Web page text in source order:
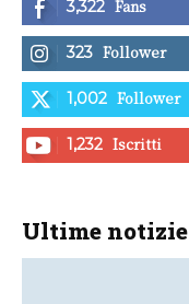
3,322 Fans
323 Follower
1,002 Follower
1,232 Iscritti
Ultime notizie